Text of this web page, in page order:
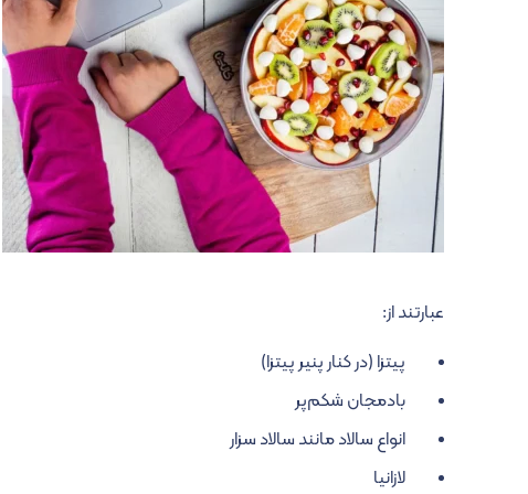
عبارتند از:
پیتزا (در کنار پنیر پیتزا)
بادمجان شکم‌پر
انواع سالاد مانند سالاد سزار
لازانیا